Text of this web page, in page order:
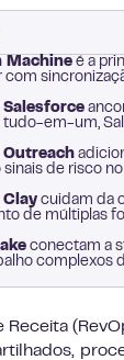
Machine é a
com
Salesforce
tudo-em-um,
Outreach
de risco
Clay cuidam da
de múltiplas
conectam a
complexos
Receita